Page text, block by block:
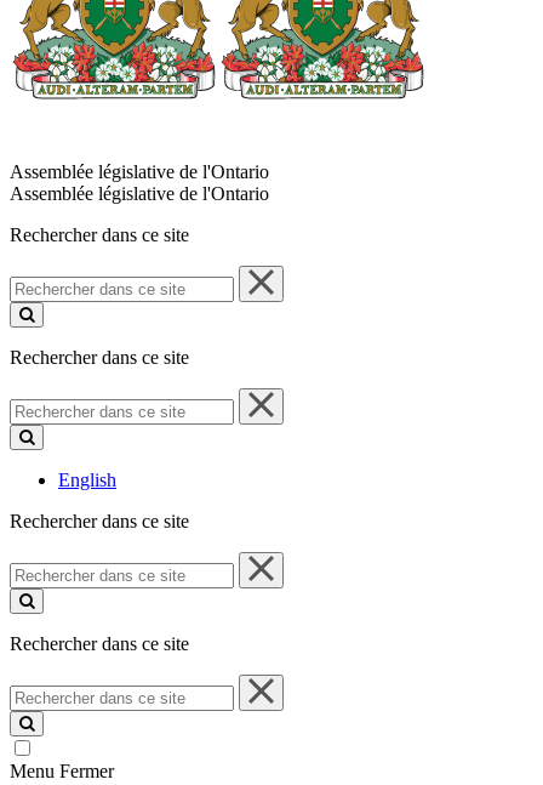
Assemblée législative de l'Ontario
Assemblée législative de l'Ontario
Rechercher dans ce site
Rechercher
dans
ce
Rechercher dans ce site
Rechercher
dans
ce
English
Rechercher dans ce site
Rechercher
dans
ce
Rechercher dans ce site
Rechercher
dans
ce
site
Menu Fermer